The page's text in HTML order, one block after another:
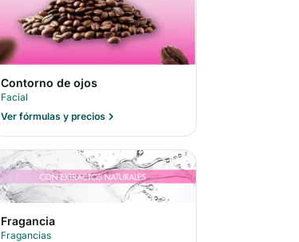
Contorno de ojos
Facial
Ver fórmulas y precios
Fragancia
Fragancias